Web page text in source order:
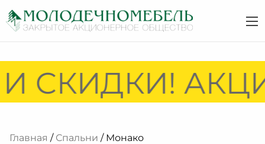
СКИДКИ!
Главная / Спальни / Монако